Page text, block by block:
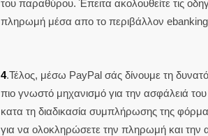
του παραθύρου. Έπειτα ακολουθείτε τις
πληρωμή μέσα απο το περιβάλλον ebanking
4.Τέλος, μέσω PayPal σάς δίνουμε τη
πιο γνωστό μηχανισμό για την ασφάλειά
κατα τη διαδικασία συμπλήρωσης της
για να ολοκληρώσετε την πληρωμή και την